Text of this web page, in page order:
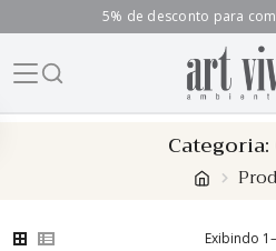
5% de desconto para
Categoria:
Exibindo